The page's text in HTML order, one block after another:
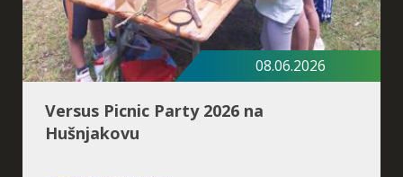
08.06.2026
Versus Picnic Party 2026 na
Hušnjakovu